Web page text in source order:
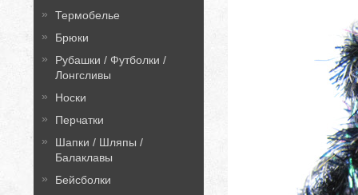
Термобелье
Брюки
Рубашки / Футболки /
Лонгсливы
Носки
Перчатки
Шапки / Шляпы /
Балаклавы
Бейсболки